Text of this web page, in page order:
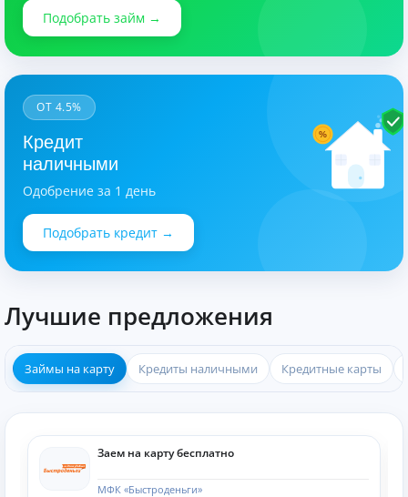
Подобрать займ →
%
ОТ 4.5%
Кредит
наличными
Одобрение за 1 день
Подобрать кредит →
Лучшие предложения
Займы на карту Кредиты наличными Кредитные карты
Заем на карту бесплатно
МФК «Быстроденьги»